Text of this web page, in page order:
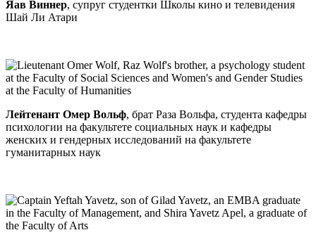
Яав Виннер, супруг студентки Школы кино и телевидения
Шай Ли Атари
Лейтенант Омер Вольф, брат Раза Вольфа, студента кафедры
психологии на факультете социальных наук и кафедры
женских и гендерных исследований на факультете
гуманитарных наук